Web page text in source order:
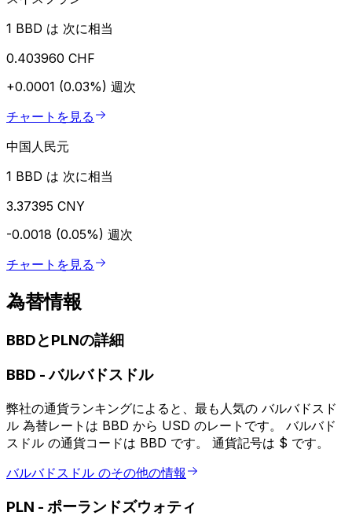
1 BBD は 次に相当
0.403960 CHF
+0.0001 (0.03%) 週次
チャートを見る
中国人民元
1 BBD は 次に相当
3.37395 CNY
-0.0018 (0.05%) 週次
チャートを見る
為替情報
BBDとPLNの詳細
BBD -バルバドスドル
弊社の通貨ランキングによると、最も人気の バルバドスド
ル 為替レートは BBD から USD のレートです。 バルバド
スドル の通貨コードは BBD です。 通貨記号は $ です。
バルバドスドル のその他の情報
PLN - ポーランドズウォティ